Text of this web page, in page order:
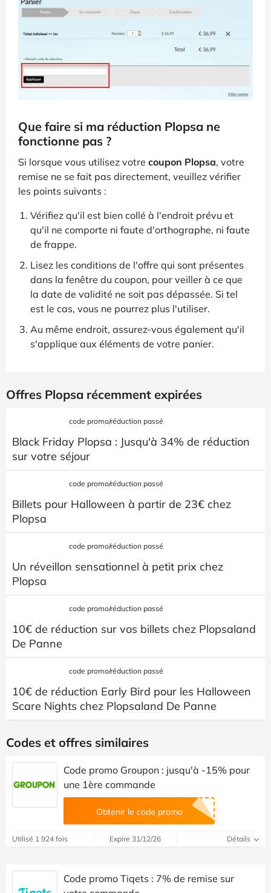
Que faire si ma réduction Plopsa ne
fonctionne pas ?
Si lorsque vous utilisez votre coupon Plopsa, votre
remise ne se fait pas directement, veuillez vérifier
les points suivants :
Vérifiez qu'il est bien collé à l'endroit prévu et
qu'il ne comporte ni faute d'orthographe, ni faute
de frappe.
Lisez les conditions de l'offre qui sont présentes
dans la fenêtre du coupon, pour veiller à ce que
la date de validité ne soit pas dépassée. Si tel
est le cas, vous ne pourrez plus l'utiliser.
Au même endroit, assurez-vous également qu'il
s'applique aux éléments de votre panier.
Offres Plopsa récemment expirées
code promo/réduction passé
Black Friday Plopsa : Jusqu'à 34% de réduction
sur votre séjour
code promo/réduction passé
Billets pour Halloween à partir de 23€ chez
Plopsa
code promo/réduction passé
Un réveillon sensationnel à petit prix chez
Plopsa
code promo/réduction passé
10€ de réduction sur vos billets chez Plopsaland
De Panne
code promo/réduction passé
10€ de réduction Early Bird pour les Halloween
Scare Nights chez Plopsaland De Panne
Codes et offres similaires
Code promo Groupon : jusqu'à -15% pour
une 1ère commande
Obtenir le code promo
Utilisé 1 924 fois Expire 31/12/26 Détails
Code promo Tiqets : 7% de remise sur